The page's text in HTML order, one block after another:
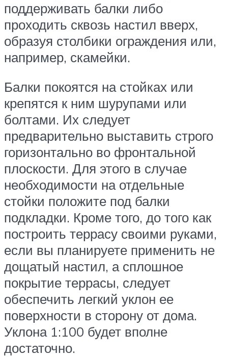
поддерживать балки либо
проходить сквозь настил вверх,
образуя столбики ограждения или,
например, скамейки.
Балки покоятся на стойках или
крепятся к ним шурупами или
болтами. Их следует
предварительно выставить строго
горизонтально во фронтальной
плоскости. Для этого в случае
необходимости на отдельные
стойки положите под балки
подкладки. Кроме того, до того как
построить террасу своими руками,
если вы планируете применить не
дощатый настил, а сплошное
покрытие террасы, следует
обеспечить легкий уклон ее
поверхности в сторону от дома.
Уклона 1:100 будет вполне
достаточно.